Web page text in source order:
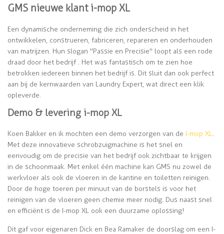
GMS nieuwe klant i-mop XL
Een dynamische onderneming die zich onderscheid in het
ontwikkelen, construeren, fabriceren, repareren en onderhouden
van matrijzen. Hun slogan "Passie en Precisie" loopt als een rode
draad door het bedrijf . Het was fantastisch om te zien hoe
betrokken iedereen binnen het bedrijf is. Dit sluit dan ook perfect
aan bij de kernwaarden van Laundry Expert, wat direct een klik
opleverde.
Demo & levering i-mop XL
Koen Bakker en ik mochten een demo verzorgen van de I-mop XL.
Met deze innovatieve schrobzuigmachine is het snel en
eenvoudig om de precisie van het bedrijf ook zichtbaar te krijgen
in de schoonmaak. Met enkel één machine kan GMS nu zowel de
werkvloer als ook de vloeren in de kantine en toiletten reinigen.
Door de hoge toeren per minuut van de borstels is voor het
reinigen van de vloeren geen chemie meer nodig. Dus naast snel
en efficiënt is de I-mop XL ook een duurzame oplossing!
Dit gaf voor eigenaren Dick en Bea Ramaker de doorslag om een I-